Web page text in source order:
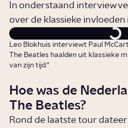
In onderstaand interview
over de klassieke invloeden
Leo Blokhuis interviewt Paul
The Beatles haalden uit klassieke
van zijn tijd."
Hoe was de
The Beatles?
Rond de laatste tour